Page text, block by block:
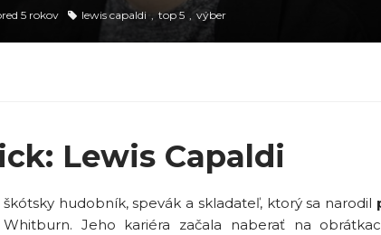
5 rokov lewis capaldi top 5 výber
Lewis Capaldi
hudobník, spevák a skladateľ, ktorý sa narodil
Jeho kariéra začala naberať na